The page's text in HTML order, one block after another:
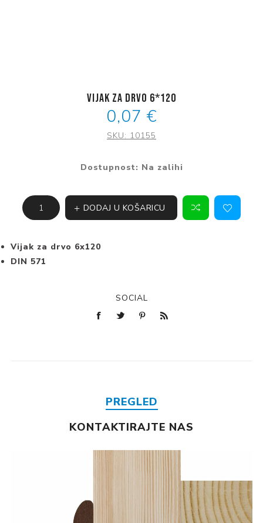
Vijak za drvo 6*120
0,07 €
SKU: 10155
Dostupnost: Na zalihi
DODAJ U KOŠARICU
Vijak za drvo 6x120
DIN 571
SOCIAL
PREGLED
KONTAKTIRAJTE NAS